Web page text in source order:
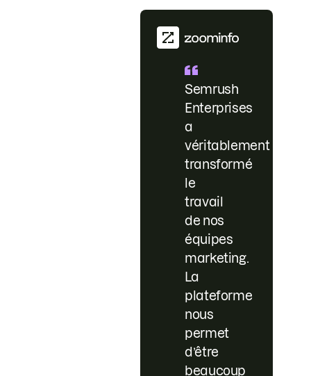
Semrush
Enterprises
a
véritablement
transformé
le
travail
de nos
équipes
marketing.
La
plateforme
nous
permet
d’être
beaucoup